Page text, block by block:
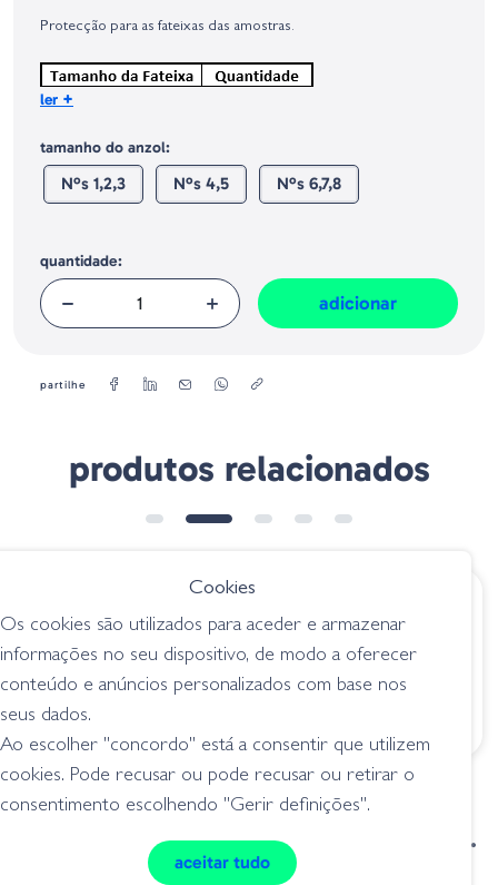
Europeia, dos produtos da marca, conforme requerido no Regulamento
Protecção para as fateixas das amostras.
ler +
tamanho do anzol:
Nºs 1,2,3 Nºs 4,5 Nºs 6,7,8
quantidade:
adicionar
partilhe
produtos relacionados
€ 12.50
Hart Régua De
Medição
Decoy B-1 Kachi
Kachi Beads
condições de venda
livro de reclamações
privacidade
cookies
Cookies
Os cookies são utilizados para aceder e armazenar
informações no seu dispositivo, de modo a oferecer
conteúdo e anúncios personalizados com base nos
seus dados.
Ao escolher "concordo" está a consentir que utilizem
cookies. Pode recusar ou pode recusar ou retirar o
consentimento escolhendo "Gerir definições".
aceitar tudo